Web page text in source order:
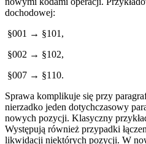
dochodowej:
§001 → §101,
§002 → §102,
§007 → §110.
Sprawa komplikuje się przy
nierzadko jeden dotychczasowy
nowych pozycji. Klasyczny
Występują również przypadki
likwidacji niektórych pozycji. W